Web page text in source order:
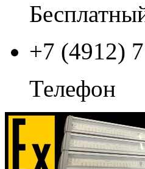
+7 (4912)
Телефон